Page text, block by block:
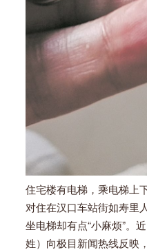
住宅楼有电梯，乘电梯上
对住在汉口车站街如寿里
坐电梯却有点“小麻烦”。
姓）向极目新闻热线反映